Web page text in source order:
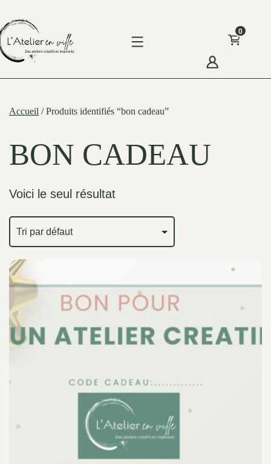
to
content
0
Accueil / Produits identifiés “bon cadeau”
BON CADEAU
Voici le seul résultat